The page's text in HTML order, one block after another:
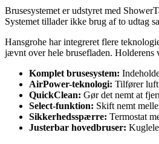
Brusesystemet er udstyret med
Systemet tillader ikke brug af to udtag
Hansgrohe har integreret flere
jævnt over hele brusefladen. Holderens
Komplet brusesystem:
AirPower-teknologi: Tilfører
QuickClean: Gør det nemt at
Select-funktion: Skift nemt
Sikkerhedsspærre: Termostat
Justerbar hovedbruser: